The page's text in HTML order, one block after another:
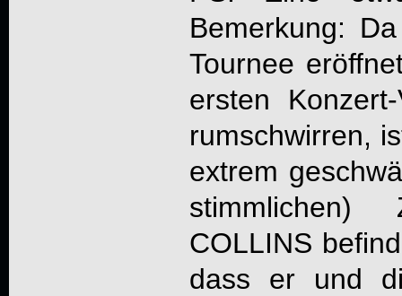
Bemerkung:
Tournee
ersten
rumschwirren,
extrem
COLLINS
dass er und